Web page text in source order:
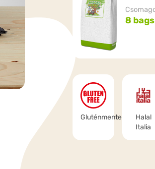
8
Gluténmentes
Halal
Italia